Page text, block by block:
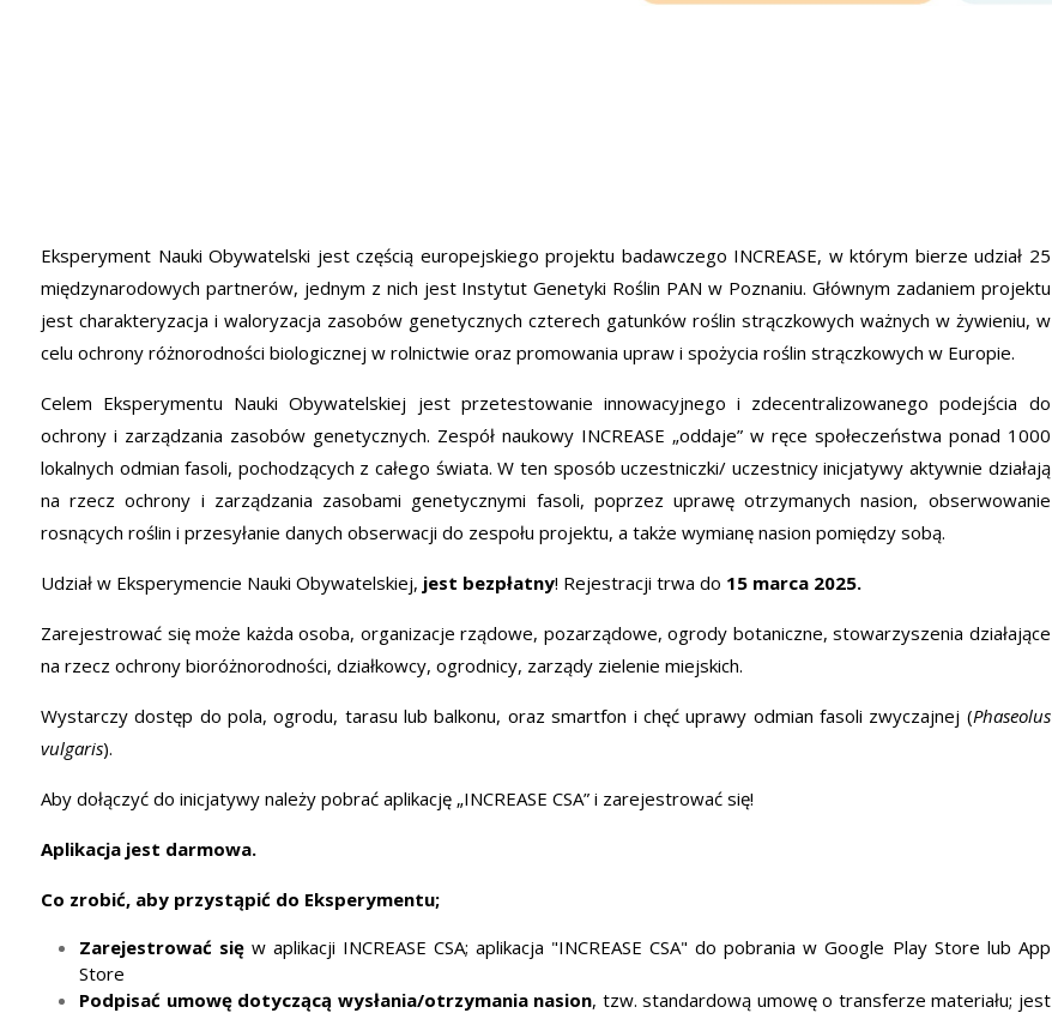
Eksperyment Nauki Obywatelski jest częścią europejskiego projektu badawczego INCREASE, w którym bierze udział 25
międzynarodowych partnerów, jednym z nich jest Instytut Genetyki Roślin PAN w Poznaniu. Głównym zadaniem projektu
jest charakteryzacja i waloryzacja zasobów genetycznych czterech gatunków roślin strączkowych ważnych w żywieniu, w
celu ochrony różnorodności biologicznej w rolnictwie oraz promowania upraw i spożycia roślin strączkowych w Europie.
Celem Eksperymentu Nauki Obywatelskiej jest przetestowanie innowacyjnego i zdecentralizowanego podejścia do
ochrony i zarządzania zasobów genetycznych. Zespół naukowy INCREASE „oddaje” w ręce społeczeństwa ponad 1000
lokalnych odmian fasoli, pochodzących z całego świata. W ten sposób uczestniczki/ uczestnicy inicjatywy aktywnie działają
na rzecz ochrony i zarządzania zasobami genetycznymi fasoli, poprzez uprawę otrzymanych nasion, obserwowanie
rosnących roślin i przesyłanie danych obserwacji do zespołu projektu, a także wymianę nasion pomiędzy sobą.
Udział w Eksperymencie Nauki Obywatelskiej, jest bezpłatny! Rejestracji trwa do 15 marca 2025.
Zarejestrować się może każda osoba, organizacje rządowe, pozarządowe, ogrody botaniczne, stowarzyszenia działające
na rzecz ochrony bioróżnorodności, działkowcy, ogrodnicy, zarządy zielenie miejskich.
Wystarczy dostęp do pola, ogrodu, tarasu lub balkonu, oraz smartfon i chęć uprawy odmian fasoli zwyczajnej (Phaseolus
vulgaris).
Aby dołączyć do inicjatywy należy pobrać aplikację „INCREASE CSA” i zarejestrować się!
Aplikacja jest darmowa.
Co zrobić, aby przystąpić do Eksperymentu;
Zarejestrować się w aplikacji INCREASE CSA; aplikacja "INCREASE CSA" do pobrania w Google Play Store lub App
Store
Podpisać umowę dotyczącą wysłania/otrzymania nasion, tzw. standardową umowę o transferze materiału; jest